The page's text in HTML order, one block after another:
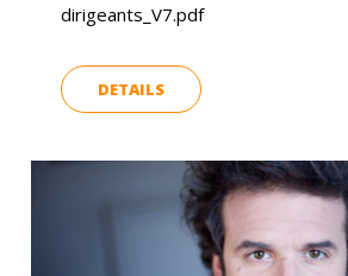
dirigeants_V7.pdf
DETAILS